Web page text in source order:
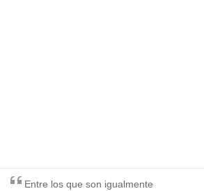
Entre los que son igualmente